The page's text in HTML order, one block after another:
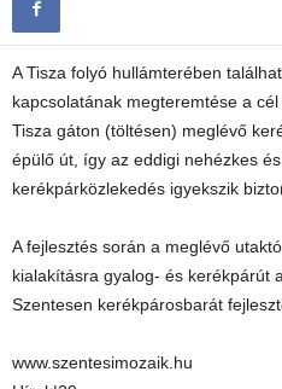
A Tisza folyó hullámterében
kapcsolatának megteremtése a
Tisza gáton (töltésen) meglévő
épülő út, így az eddigi nehézkes
kerékpárközlekedés igyekszik
A fejlesztés során a meglévő
kialakításra gyalog- és kerékpárút
Szentesen kerékpárosbarát
www.szentesimozaik.hu